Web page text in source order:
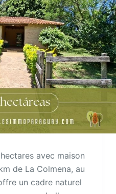
avec maison
de La Colmena, au
un cadre naturel